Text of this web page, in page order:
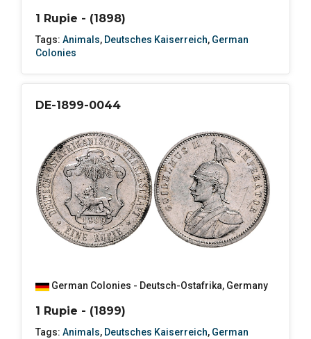
1 Rupie - (1898)
Tags: Animals, Deutsches Kaiserreich, German
Colonies
DE-1899-0044
German Colonies - Deutsch-Ostafrika, Germany
1 Rupie - (1899)
Tags: Animals, Deutsches Kaiserreich, German